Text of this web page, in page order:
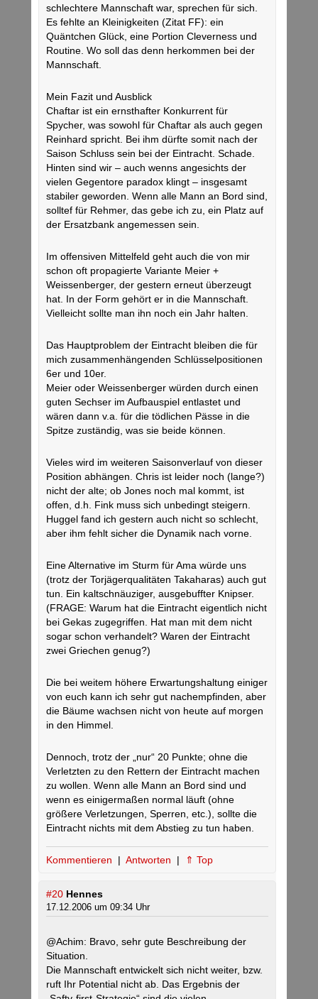
schlechtere Mannschaft war, sprechen für sich.
Es fehlte an Kleinigkeiten (Zitat FF): ein
Quäntchen Glück, eine Portion Cleverness und
Routine. Wo soll das denn herkommen bei der
Mannschaft.
Mein Fazit und Ausblick
Chaftar ist ein ernsthafter Konkurrent für
Spycher, was sowohl für Chaftar als auch gegen
Reinhard spricht. Bei ihm dürfte somit nach der
Saison Schluss sein bei der Eintracht. Schade.
Hinten sind wir – auch wenns angesichts der
vielen Gegentore paradox klingt – insgesamt
stabiler geworden. Wenn alle Mann an Bord sind,
solltef für Rehmer, das gebe ich zu, ein Platz auf
der Ersatzbank angemessen sein.
Im offensiven Mittelfeld geht auch die von mir
schon oft propagierte Variante Meier +
Weissenberger, der gestern erneut überzeugt
hat. In der Form gehört er in die Mannschaft.
Vielleicht sollte man ihn noch ein Jahr halten.
Das Hauptproblem der Eintracht bleiben die für
mich zusammenhängenden Schlüsselpositionen
6er und 10er.
Meier oder Weissenberger würden durch einen
guten Sechser im Aufbauspiel entlastet und
wären dann v.a. für die tödlichen Pässe in die
Spitze zuständig, was sie beide können.
Vieles wird im weiteren Saisonverlauf von dieser
Position abhängen. Chris ist leider noch (lange?)
nicht der alte; ob Jones noch mal kommt, ist
offen, d.h. Fink muss sich unbedingt steigern.
Huggel fand ich gestern auch nicht so schlecht,
aber ihm fehlt sicher die Dynamik nach vorne.
Eine Alternative im Sturm für Ama würde uns
(trotz der Torjägerqualitäten Takaharas) auch gut
tun. Ein kaltschnäuziger, ausgebuffter Knipser.
(FRAGE: Warum hat die Eintracht eigentlich nicht
bei Gekas zugegriffen. Hat man mit dem nicht
sogar schon verhandelt? Waren der Eintracht
zwei Griechen genug?)
Die bei weitem höhere Erwartungshaltung einiger
von euch kann ich sehr gut nachempfinden, aber
die Bäume wachsen nicht von heute auf morgen
in den Himmel.
Dennoch, trotz der „nur“ 20 Punkte; ohne die
Verletzten zu den Rettern der Eintracht machen
zu wollen. Wenn alle Mann an Bord sind und
wenn es einigermaßen normal läuft (ohne
größere Verletzungen, Sperren, etc.), sollte die
Eintracht nichts mit dem Abstieg zu tun haben.
Kommentieren | Antworten | ⇑ Top
#20 Hennes
17.12.2006 um 09:34 Uhr
@Achim: Bravo, sehr gute Beschreibung der
Situation.
Die Mannschaft entwickelt sich nicht weiter, bzw.
ruft Ihr Potential nicht ab. Das Ergebnis der